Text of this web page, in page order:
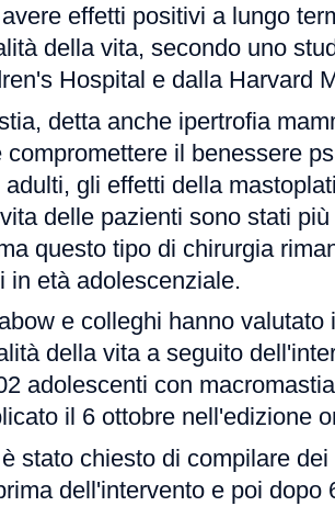
effetti positivi a lungo
della vita, secondo uno
Hospital e dalla Harvard
detta anche ipertrofia
compromettere il benessere
gli effetti della
delle pazienti sono stati
questo tipo di chirurgia
in età adolescenziale.
e colleghi hanno valutato
della vita a seguito
adolescenti con
il 6 ottobre nell'edizione
stato chiesto di compilare
dell'intervento e poi dopo